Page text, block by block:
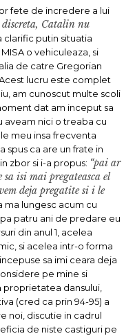
fete de incredere a lui
Catalin nu
clarific putin situatia
o vehiculeaza, si
de catre Gregorian
lucru este complet
am cunoscut multe scoli
dat am inceput sa
aveam nici o treaba cu
meu insa frecventa
spus ca are un frate in
zbor si i-a propus: “pai ar
sa isi mai pregateasca el
deja pregatite si i le
ma lungesc acum cu
patru ani de predare eu
din anul 1, acelea
si acelea intr-o forma
sa imi ceara deja
pe mine si
proprietatea dansului,
(cred ca prin 94-95) a
noi, discutie in cadrul
de niste castiguri pe